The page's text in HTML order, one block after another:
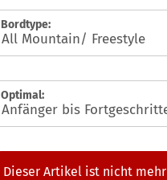
Bordtype:
Optimal:
Dieser Artikel ist nicht mehr